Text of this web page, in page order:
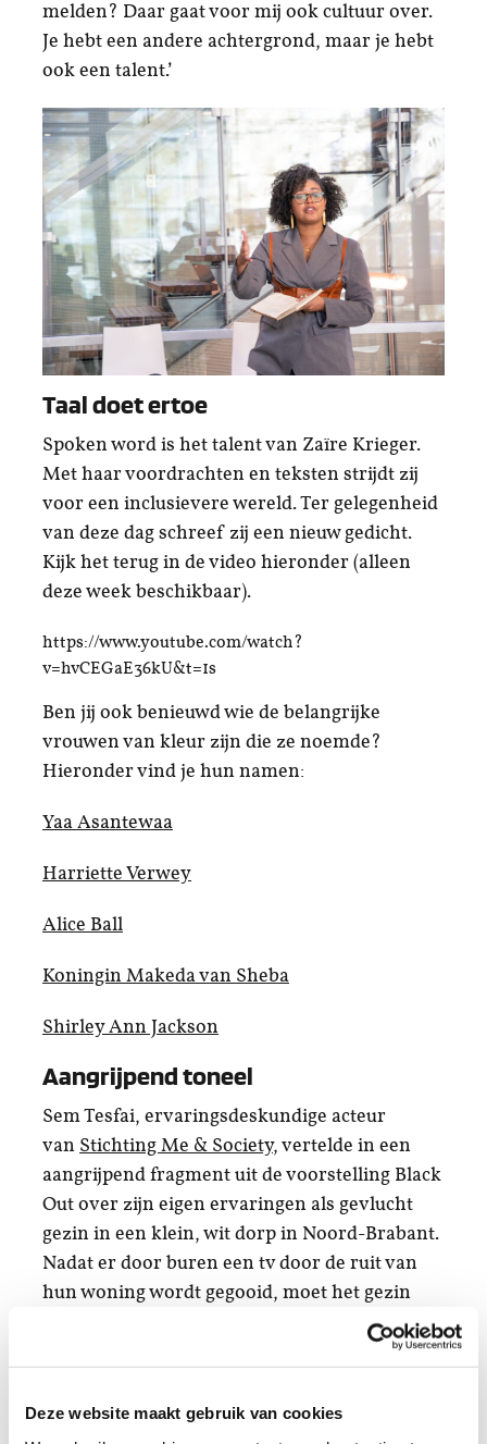
Deze website maakt gebruik van cookies
melden? Daar gaat voor mij ook cultuur over.
Je hebt een andere achtergrond, maar je hebt
ook een talent.’
Taal doet ertoe
Spoken word is het talent van Zaïre Krieger.
Met haar voordrachten en teksten strijdt zij
voor een inclusievere wereld. Ter gelegenheid
van deze dag schreef zij een nieuw gedicht.
Kijk het terug in de video hieronder (alleen
deze week beschikbaar).
https://www.youtube.com/watch?
v=hvCEGaE36kU&t=1s
Ben jij ook benieuwd wie de belangrijke
vrouwen van kleur zijn die ze noemde?
Hieronder vind je hun namen:
Yaa Asantewaa
Harriette Verwey
Alice Ball
Koningin Makeda van Sheba
Shirley Ann Jackson
Aangrijpend toneel
Sem Tesfai, ervaringsdeskundige acteur
van Stichting Me & Society, vertelde in een
aangrijpend fragment uit de voorstelling Black
Out over zijn eigen ervaringen als gevlucht
gezin in een klein, wit dorp in Noord-Brabant.
Nadat er door buren een tv door de ruit van
hun woning wordt gegooid, moet het gezin
De interactieve theatervoorstelling Black Out
wordt normaliter gespeeld op scholen, in